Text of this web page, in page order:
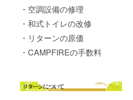
・空調設備の修理
・和式トイレの改修
・リターンの原価
・CAMPFIREの手数料